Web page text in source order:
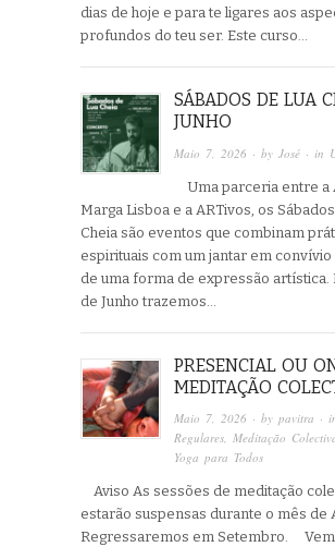
dias de hoje e para te ligares aos
profundos do teu ser. Este curso…
SÁBADOS DE LUA
JUNHO
Maio 7, 2026 · byJosé · in
Uma parceria entre a
Marga Lisboa e a ARTivos, os
Cheia são eventos que combinam
espirituais com um jantar em convívio
de uma forma de expressão artística.
de Junho trazemos…
PRESENCIAL OU
MEDITAÇÃO
Maio 7, 2026 · bypavitra ·
Regulares,Meditação
Yoga para Todos
Aviso As sessões de meditação
estarão suspensas durante o mês de
Regressaremos em Setembro.